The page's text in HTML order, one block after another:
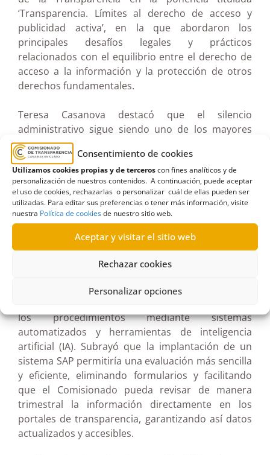
Consentimiento de cookies
Utilizamos cookies propias y de terceroscon fines analíticos y de
personalización de nuestros contenidos. A continuación, puede aceptar
el uso de cookies, rechazarlas o personalizar cuál de ellas pueden ser
utilizadas. Para editar sus preferencias o tener más información, visite
nuestra Política de cookiesde nuestro sitio web.
Aceptar y visitar el sitio web
Rechazar cookies
Personalizar opciones
‘Transparencia. Límites al derecho de acceso y
publicidad activa’, en la que abordaron los
principales desafíos legales y prácticos
relacionados con el equilibrio entre el derecho de
acceso a la información y la protección de otros
derechos fundamentales.
Teresa Casanova destacó que el silencio
administrativo sigue siendo uno de los mayores
obstáculos para el ejercicio efectivo del derecho de
acceso a la información, debido a la falta de
respuesta de muchas administraciones a las
solicitudes ciudadanas. Propuso avanzar hacia una
plataforma colaborativa entre entidades públicas,
que permita canalizar y resolver internamente
muchas de las solicitudes de acceso antes de que
lleguen al Comisionado de Transparencia.
intervención en la publicidad activa y el futuro de la
los procedimientos mediante sistemas
automatizados y herramientas de inteligencia
artificial (IA). Subrayó que la implantación de un
sistema SAP permitiría una evaluación más sencilla
y eficiente, eliminando formularios y facilitando
que el Comisionado pueda revisar de manera
trimestral la información directamente en los
portales de transparencia, garantizando así datos
actualizados y accesibles.